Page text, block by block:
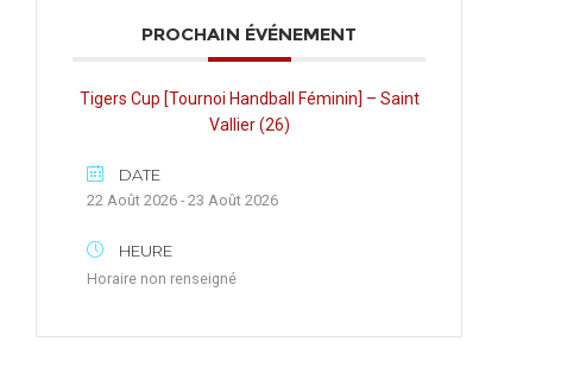
PROCHAIN ÉVÉNEMENT
Tigers Cup [Tournoi Handball Féminin] – Saint
Vallier (26)
DATE
22 Août 2026 - 23 Août 2026
HEURE
Horaire non renseigné